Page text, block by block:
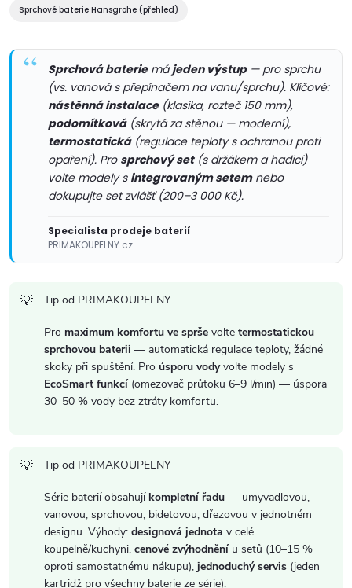
v
s
u
Sprchové baterie Hansgrohe (přehled)
Sprchová bateriemájeden výstup— pro sprchu
(vs. vanová s přepínačem na vanu/sprchu). Klíčové:
nástěnná instalace(klasika, rozteč 150 mm),
podomítková(skrytá za stěnou — moderní),
termostatická(regulace teploty s ochranou proti
opaření). Pro sprchový set(s držákem a hadicí)
volte modely s integrovaným setemnebo
dokupujte set zvlášť (200–3 000 Kč).
Specialista prodeje baterií
PRIMAKOUPELNY.cz
Tip od PRIMAKOUPELNY
Pro maximum komfortu ve sprše volte termostatickou
sprchovou baterii — automatická regulace teploty, žádné
skoky při spuštění. Pro úsporu vodyvolte modely s
EcoSmart funkcí (omezovač průtoku 6–9 l/min) — úspora
30–50 % vody bez ztráty komfortu.
Tip od PRIMAKOUPELNY
Série baterií obsahují kompletní řadu — umyvadlovou,
vanovou, sprchovou, bidetovou, dřezovou v jednotném
designu. Výhody: designová jednota v celé
koupelně/kuchyni, cenové zvýhodnění u setů (10–15 %
oproti samostatnému nákupu), jednoduchý servis (jeden
kartridž pro všechny baterie ze série).